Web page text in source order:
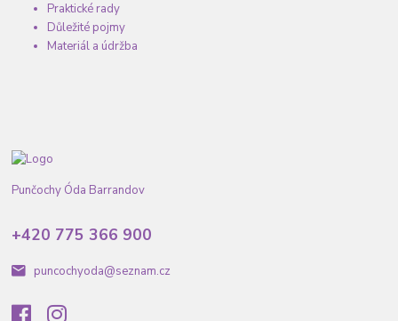
Praktické rady
Důležité pojmy
Materiál a údržba
Punčochy Óda Barrandov
+420 775 366 900
puncochyoda@seznam.cz